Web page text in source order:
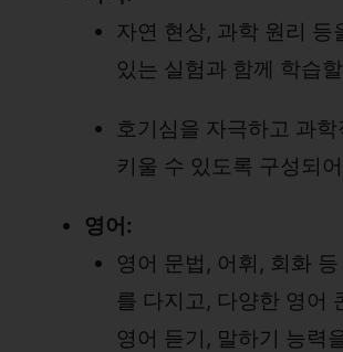
자연 현상, 과학 원리 등
있는 실험과 함께 학습
호기심을 자극하고 과
키울 수 있도록 구성되
영어:
영어 문법, 어휘, 회화
를 다지고, 다양한 영어
영어 듣기, 말하기 능력